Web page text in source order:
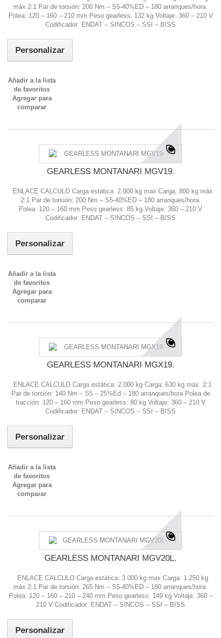
máx 2:1 Par de torsión: 200 Nm – S5-40%ED – 180 arranques/hora.
Polea: 120 – 160 – 210 mm Peso gearless: 132 kg Voltaje: 360 – 210 V
Codificador: ENDAT – SINCOS – SSI – BISS
Personalizar
Añadir a la lista
de favoritos
Agregar para
comparar
GEARLESS MONTANARI MGV19.
ENLACE CALCULO Carga estática: 2.000 kg max Carga: 800 kg máx
2:1 Par de torsión: 200 Nm – S5-40%ED – 180 arranques/hora.
Polea: 120 – 160 mm Peso gearless: 85 kg Voltaje: 360 – 210 V
Codificador: ENDAT – SINCOS – SSI – BISS
Personalizar
Añadir a la lista
de favoritos
Agregar para
comparar
GEARLESS MONTANARI MGX19.
ENLACE CALCULO Carga estática: 2.000 kg Carga: 630 kg máx. 2:1
Par de torsión: 140 Nm – S5 – 25%Ed – 180 arranques/hora Polea de
tracción: 120 – 160 mm Peso gearless: 80 kg Voltaje: 360 – 210 V
Codificador: ENDAT – SINCOS – SSI – BISS
Personalizar
Añadir a la lista
de favoritos
Agregar para
comparar
GEARLESS MONTANARI MGV20L.
ENLACE CALCULO Carga estática: 3.000 kg max Carga: 1.250 kg
máx 2:1 Par de torsión: 265 Nm – S5-40%ED – 180 arranques/hora.
Polea: 120 – 160 – 210 – 240 mm Peso gearless: 149 kg Voltaje: 360 –
210 V Codificador: ENDAT – SINCOS – SSI – BISS
Personalizar